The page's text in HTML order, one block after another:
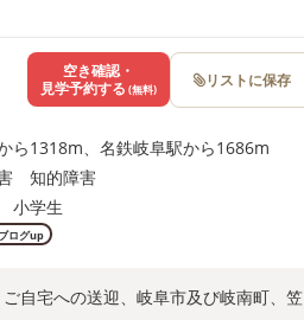
ら1318m、名鉄岐阜駅から1686m
知的障害
小学生
ログup
自宅への送迎、岐阜市及び岐南町、笠
空き確認・
見学予約する (無料) リストに保存